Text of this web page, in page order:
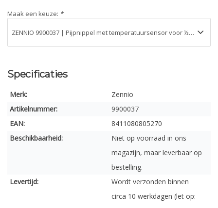
Maak een keuze: *
Specificaties
Merk:
Zennio
Artikelnummer:
9900037
EAN:
8411080805270
Beschikbaarheid:
Niet op voorraad in ons
magazijn, maar leverbaar op
bestelling.
Levertijd:
Wordt verzonden binnen
circa 10 werkdagen (let op: